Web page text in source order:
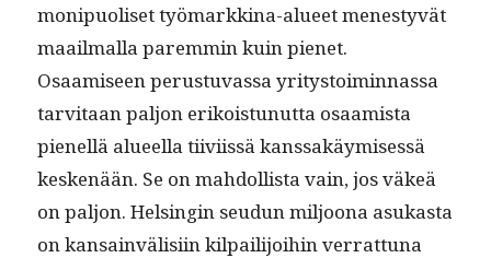
monipuoliset työ­markki­na-alueet men­estyvät
maail­mal­la parem­min kuin pienet.
Osaamiseen perus­tu­vas­sa yri­tys­toimin­nas­sa
tarvi­taan paljon erikois­tunut­ta osaamista
pienel­lä alueel­la tiivi­is­sä kanssakäymisessä
keskenään. Se on mah­dol­lista vain, jos väkeä
on paljon. Helsin­gin seudun miljoona asukas­ta
on kan­sain­välisi­in kil­pail­i­joi­hin ver­rat­tuna